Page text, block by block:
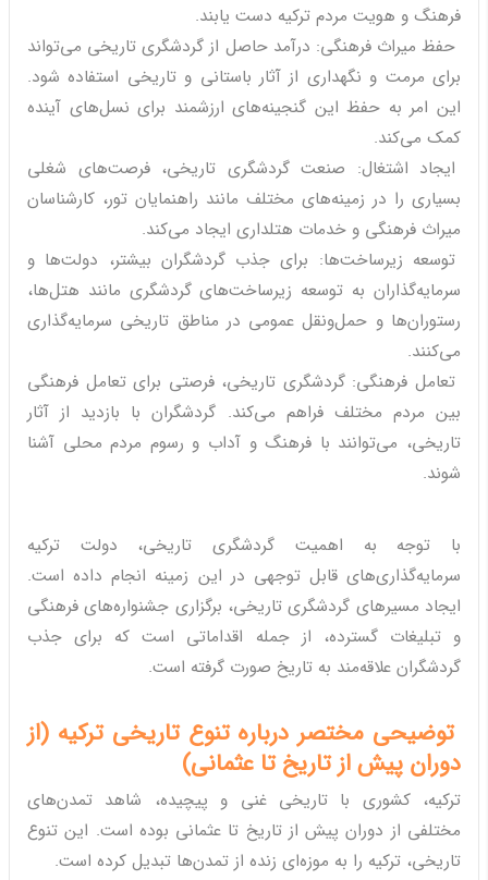
فرهنگ و هویت مردم ترکیه دست یابند.
حفظ میراث فرهنگی: درآمد حاصل از گردشگری تاریخی می‌تواند
برای مرمت و نگهداری از آثار باستانی و تاریخی استفاده شود.
این امر به حفظ این گنجینه‌های ارزشمند برای نسل‌های آینده
کمک می‌کند.
ایجاد اشتغال: صنعت گردشگری تاریخی، فرصت‌های شغلی
بسیاری را در زمینه‌های مختلف مانند راهنمایان تور، کارشناسان
میراث فرهنگی و خدمات هتلداری ایجاد می‌کند.
توسعه زیرساخت‌ها: برای جذب گردشگران بیشتر، دولت‌ها و
سرمایه‌گذاران به توسعه زیرساخت‌های گردشگری مانند هتل‌ها،
رستوران‌ها و حمل‌ونقل عمومی در مناطق تاریخی سرمایه‌گذاری
می‌کنند.
تعامل فرهنگی: گردشگری تاریخی، فرصتی برای تعامل فرهنگی
بین مردم مختلف فراهم می‌کند. گردشگران با بازدید از آثار
تاریخی، می‌توانند با فرهنگ و آداب و رسوم مردم محلی آشنا
شوند.
با توجه به اهمیت گردشگری تاریخی، دولت ترکیه
سرمایه‌گذاری‌های قابل توجهی در این زمینه انجام داده است.
ایجاد مسیرهای گردشگری تاریخی، برگزاری جشنواره‌های فرهنگی
و تبلیغات گسترده، از جمله اقداماتی است که برای جذب
گردشگران علاقه‌مند به تاریخ صورت گرفته است.
توضیحی مختصر درباره تنوع تاریخی ترکیه (از
دوران پیش از تاریخ تا عثمانی)
ترکیه، کشوری با تاریخی غنی و پیچیده، شاهد تمدن‌های
مختلفی از دوران پیش از تاریخ تا عثمانی بوده است. این تنوع
تاریخی، ترکیه را به موزه‌ای زنده از تمدن‌ها تبدیل کرده است.